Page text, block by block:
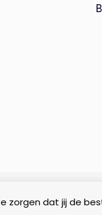
zorgen dat jij de